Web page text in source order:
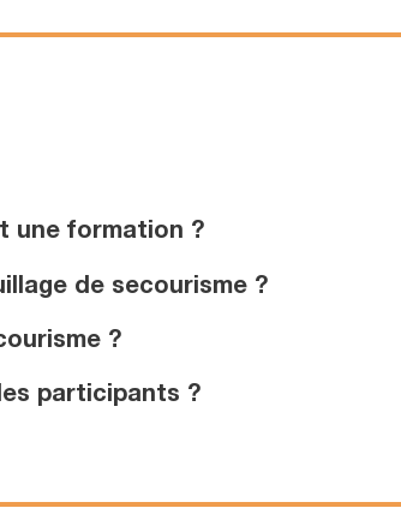
une formation ?
de secourisme ?
?
participants ?